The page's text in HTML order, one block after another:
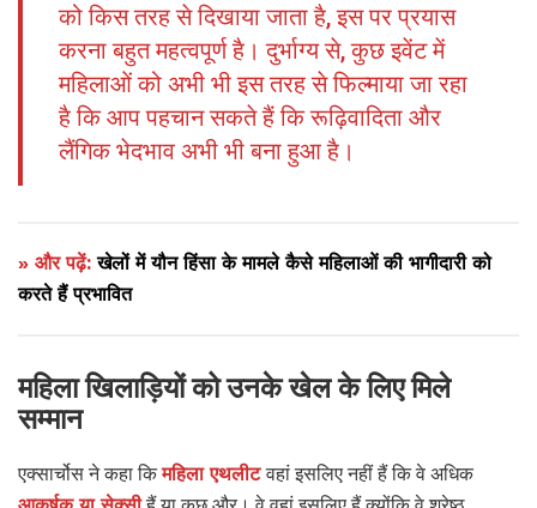
को किस तरह से दिखाया जाता है, इस पर प्रयास
करना बहुत महत्वपूर्ण है। दुर्भाग्य से, कुछ इवेंट में
महिलाओं को अभी भी इस तरह से फिल्माया जा रहा
है कि आप पहचान सकते हैं कि रूढ़िवादिता और
लैंगिक भेदभाव अभी भी बना हुआ है।
» और पढ़ें:खेलों में यौन हिंसा के मामले कैसे महिलाओं की भागीदारी को
करते हैं प्रभावित
महिला खिलाड़ियों को उनके खेल के लिए मिले
सम्मान
एक्सार्चोस ने कहा किमहिला एथलीटवहां इसलिए नहीं हैं कि वे अधिक